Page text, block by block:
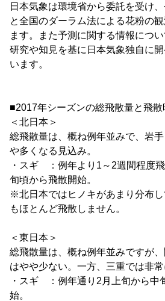
日本気象は環境省から委託を受け
と全国のダーラム法による花粉の
ます。また予測に関する情報につ
研究や知見を基に日本気象独自に
います。
■2017年シーズンの総飛散量と飛
＜北日本＞
総飛散量は、概ね例年並みで、岩
や多くなる見込み。
・スギ ：例年より1～2週間程度
旬頃から飛散開始。
※北日本ではヒノキがあまり分布
もほとんど飛散しません。
＜東日本＞
総飛散量は、概ね例年並みですが
はやや少ない。一方、三重では非常
・スギ ：例年通り2月上旬から中
始。